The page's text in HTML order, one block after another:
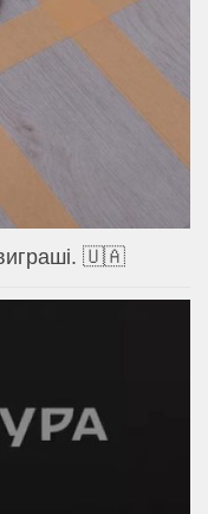
🇺🇦